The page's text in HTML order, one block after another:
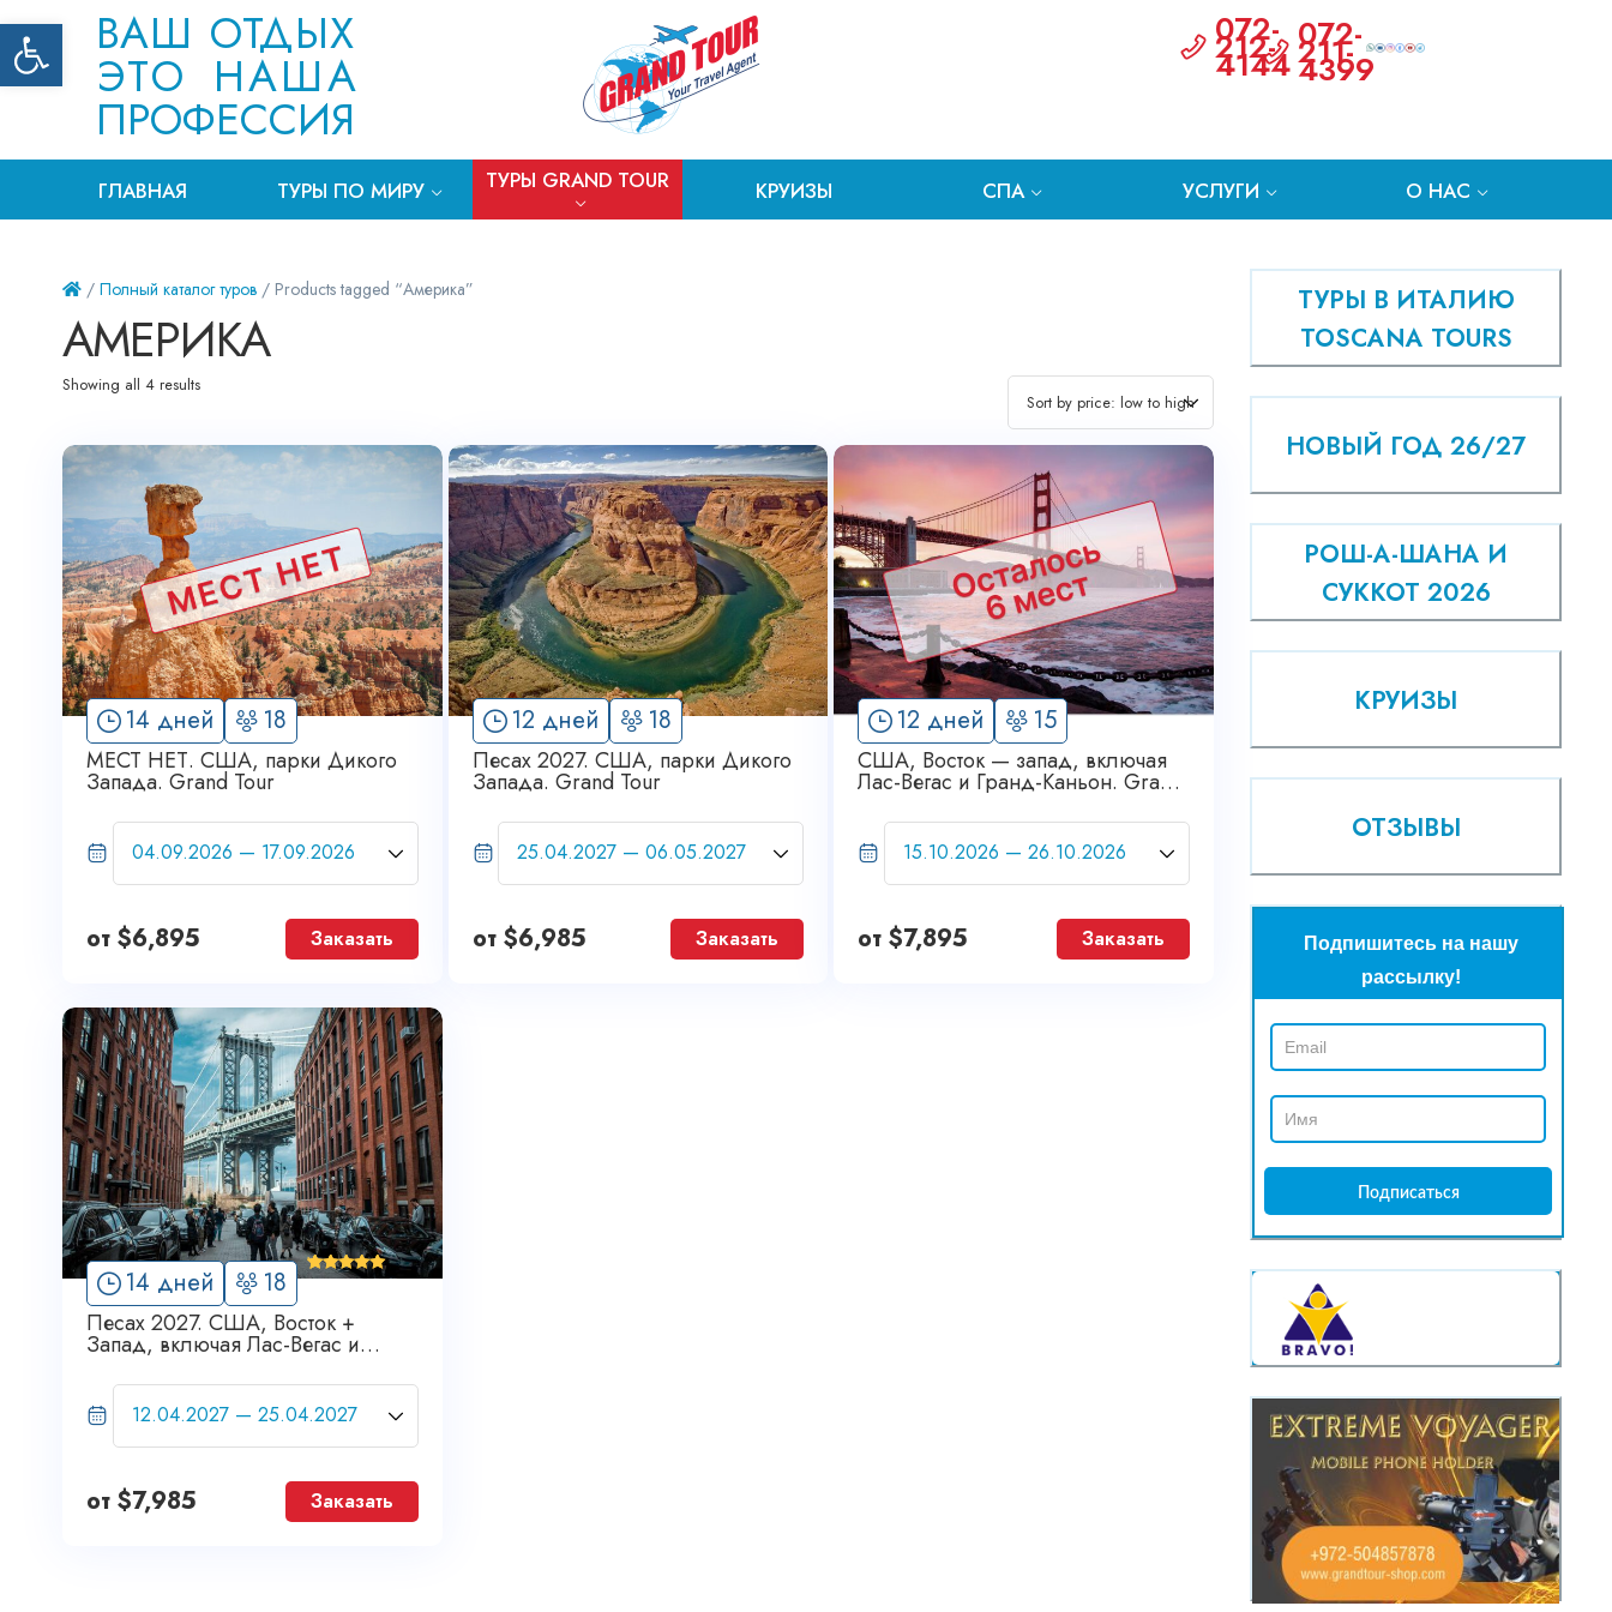
Открыть панель инструментов
ВАШ ОТДЫХ
ЭТО НАША
ПРОФЕССИЯ
072-
212-
4144
072-
211-
4399
ГЛАВНАЯ ТУРЫ ПО МИРУ ТУРЫ GRAND TOUR КРУИЗЫ СПА УСЛУГИ О НАС
/ Полный каталог туров / Products tagged “Америка”
АМЕРИКА
Showing all 4 results
14 дней 18
МЕСТ НЕТ. США, парки Дикого
Запада. Grand Tour
от $6,895 Заказать
12 дней 18
Песах 2027. США, парки Дикого
Запада. Grand Tour
от $6,985 Заказать
12 дней 15
США, Восток — запад, включая
Лас-Вегас и Гранд-Каньон. Grand
от$7,895 Заказать
14 дней 18 1
'
Песах 2027. США, Восток +
Запад, включая Лас-Вегас и
Гранд-Каньон. Grand Tour
от $7,985 Заказать
ТУРЫ В ИТАЛИЮ
TOSCANA TOURS
НОВЫЙ ГОД 26/27
РОШ-А-ШАНА И
СУККОТ 2026
КРУИЗЫ
ОТЗЫВЫ
Подпишитесь на нашу
рассылку!